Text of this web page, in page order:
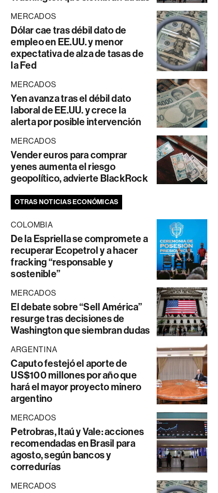
MERCADOS
Dólar cae tras débil dato de
empleo en EE.UU. y menor
expectativa de alza de tasas de
la Fed
MERCADOS
Yen avanza tras el débil dato
laboral de EE.UU. y crece la
alerta por posible intervención
MERCADOS
Vender euros para comprar
yenes aumenta el riesgo
geopolítico, advierte BlackRock
OTRAS NOTICIAS ECONÓMICAS
COLOMBIA
De la Espriella se compromete a
recuperar Ecopetrol y a hacer
fracking “responsable y
sostenible”
MERCADOS
El debate sobre “Sell América”
resurge tras decisiones de
Washington que siembran dudas
ARGENTINA
Caputo festejó el aporte de
US$100 millones por año que
hará el mayor proyecto minero
argentino
MERCADOS
Petrobras, Itaú y Vale: acciones
recomendadas en Brasil para
agosto, según bancos y
corredurías
MERCADOS